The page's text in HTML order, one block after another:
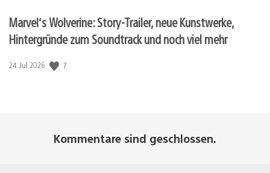
Marvel‘s Wolverine: Story-Trailer, neue Kunstwerke,
Hintergründe zum Soundtrack und noch viel mehr
Veröffentlichungsdatum:
24. Jul 2026 7
Kommentare sind geschlossen.